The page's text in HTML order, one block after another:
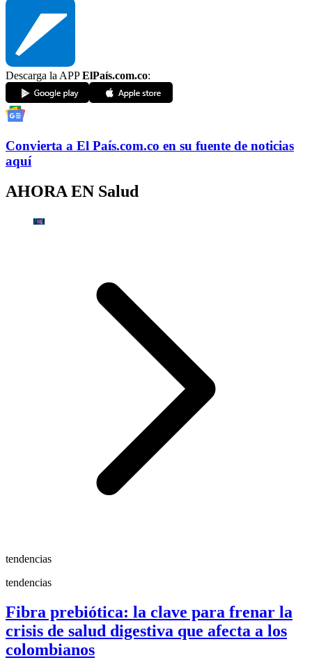
Descarga la APPElPaís.com.co:
Convierta a El País.com.co en su fuente de noticias
aquí
AHORA EN Salud
tendencias
tendencias
Fibra prebiótica: la clave para frenar la
crisis de salud digestiva que afecta a los
colombianos